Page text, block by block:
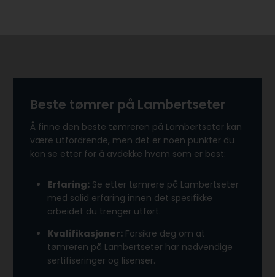
Beste tømrer på Lambertseter
Å finne den beste tømreren på Lambertseter kan
være utfordrende, men det er noen punkter du
kan se etter for å avdekke hvem som er best:
Erfaring: Se etter tømrere på Lambertseter
med solid erfaring innen det spesifikke
arbeidet du trenger utført.
Kvalifikasjoner: Forsikre deg om at
tømreren på Lambertseter har nødvendige
sertifiseringer og lisenser.